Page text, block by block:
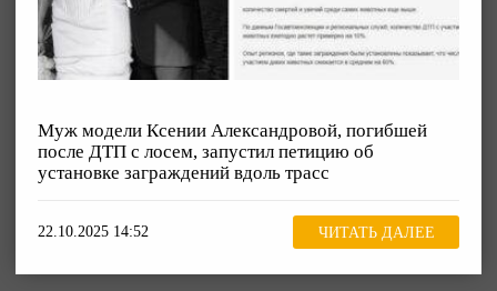
Муж модели Ксении Александровой, погибшей
после ДТП с лосем, запустил петицию об
установке заграждений вдоль трасс
22.10.2025 14:52 ЧИТАТЬ ДАЛЕЕ